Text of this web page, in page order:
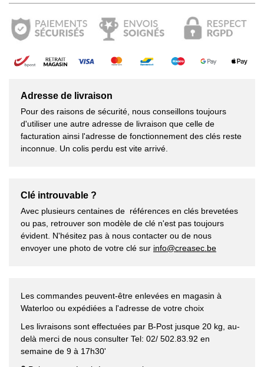
Adresse de livraison
Pour des raisons de sécurité, nous conseillons toujours
d'utiliser une autre adresse de livraison que celle de
facturation ainsi l'adresse de fonctionnement des clés reste
inconnue. Un colis perdu est vite arrivé.
Clé introuvable ?
Avec plusieurs centaines de références en clés brevetées
ou pas, retrouver son modèle de clé n'est pas toujours
évident. N'hésitez pas à nous contacter ou de nous
envoyer une photo de votre clé sur info@creasec.be
Les commandes peuvent-être enlevées en magasin à
Waterloo ou expédiées a l'adresse de votre choix
Les livraisons sont effectuées par B-Post jusque 20 kg, au-
delà merci de nous consulter Tel: 02/ 502.83.92 en
semaine de 9 à 17h30'